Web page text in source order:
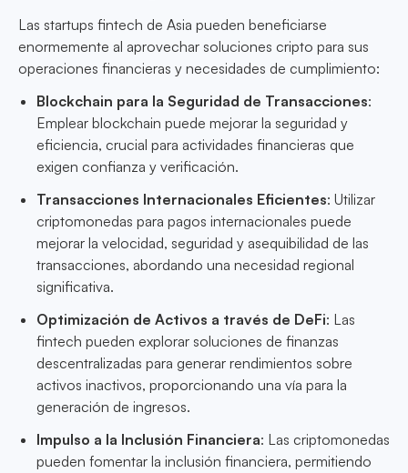
Las startups fintech de Asia pueden beneficiarse
enormemente al aprovechar soluciones cripto para sus
operaciones financieras y necesidades de cumplimiento:
Blockchain para la Seguridad de Transacciones:
Emplear blockchain puede mejorar la seguridad y
eficiencia, crucial para actividades financieras que
exigen confianza y verificación.
Transacciones Internacionales Eficientes: Utilizar
criptomonedas para pagos internacionales puede
mejorar la velocidad, seguridad y asequibilidad de las
transacciones, abordando una necesidad regional
significativa.
Optimización de Activos a través de DeFi: Las
fintech pueden explorar soluciones de finanzas
descentralizadas para generar rendimientos sobre
activos inactivos, proporcionando una vía para la
generación de ingresos.
Impulso a la Inclusión Financiera: Las criptomonedas
pueden fomentar la inclusión financiera, permitiendo